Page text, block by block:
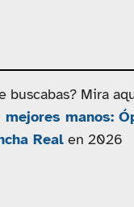
buscabas? Mira
manos:
Realen 2026